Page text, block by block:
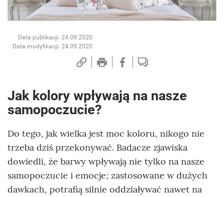
Data publikacji: 24.09.2020
Data modyfikacji: 24.09.2020
Jak kolory wpływają na nasze
samopoczucie?
Do tego, jak wielka jest moc koloru, nikogo nie
trzeba dziś przekonywać. Badacze zjawiska
dowiedli, że barwy wpływają nie tylko na nasze
samopoczucie i emocje; zastosowane w dużych
dawkach, potrafią silnie oddziaływać nawet na